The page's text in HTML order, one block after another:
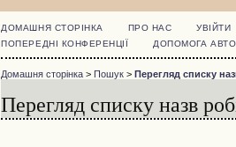
ДОМАШНЯ СТОРІНКА ПРО НАС УВІЙТИ
ПОПЕРЕДНІ КОНФЕРЕНЦІЇ
ДОПОМОГА
Домашня сторінка > Пошук >Перегляд списку
Перегляд списку назв